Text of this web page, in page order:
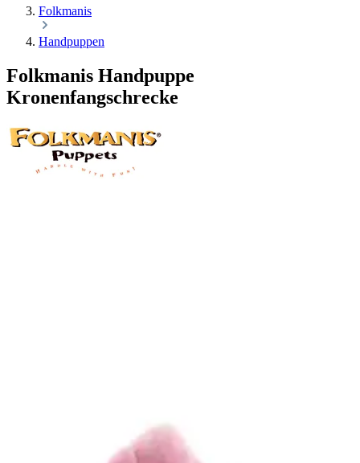
Folkmanis
Handpuppen
Folkmanis Handpuppe
Kronenfangschrecke